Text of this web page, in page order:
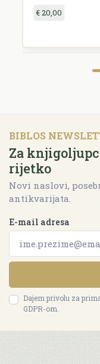
€ 20,00
BIBLOS
Za
rijetko
Novi naslovi,
antikvarijata.
E-mail adresa
Dajem privolu za
GDPR-om.